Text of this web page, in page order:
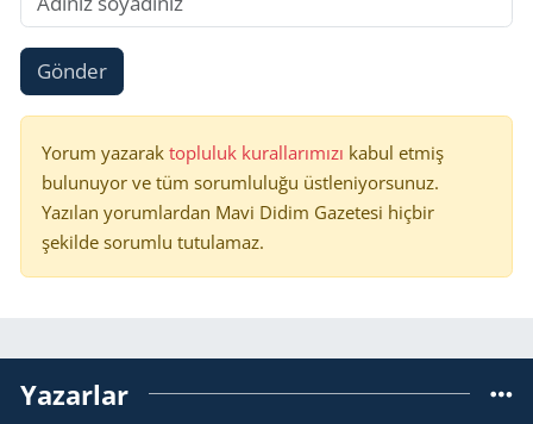
Gönder
Yorum yazarak topluluk kurallarımızı kabul etmiş
bulunuyor ve tüm sorumluluğu üstleniyorsunuz.
Yazılan yorumlardan Mavi Didim Gazetesi hiçbir
şekilde sorumlu tutulamaz.
Yazarlar